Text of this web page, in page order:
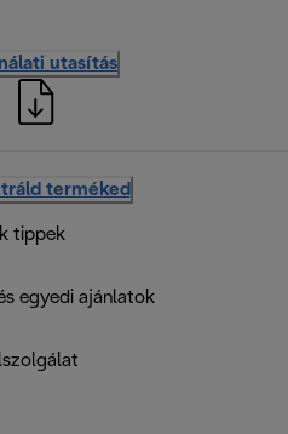
utasítás
terméked
tippek
egyedi ajánlatok